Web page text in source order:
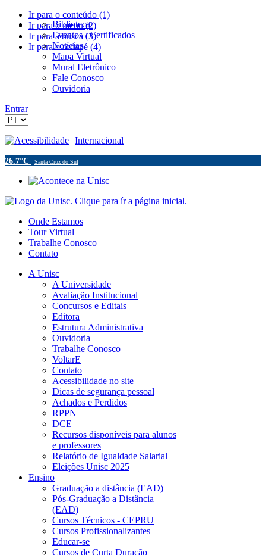
Ir para o conteúdo (1)
Ir para o menu (2)
Ir para a busca (3)
Ir para o rodapé (4)
Biblioteca
Eventos / Certificados
Notícias
Mapa Virtual
Mural Eletrônico
Fale Conosco
Ouvidoria
Entrar
Acessibilidade Internacional
26.7°C Santa Cruz do Sul
Onde Estamos
Tour Virtual
Trabalhe Conosco
Contato
A Unisc
A Universidade
Avaliação Institucional
Concursos e Editais
Editora
Estrutura Administrativa
Ouvidoria
Trabalhe Conosco
VoltarE
Contato
Acessibilidade no site
Dicas de segurança pessoal
Achados e Perdidos
RPPN
DCE
Recursos disponíveis para alunos
e professores
Relatório de Igualdade Salarial
Eleições Unisc 2025
Ensino
Graduação a distância (EAD)
Pós-Graduação a Distância
(EAD)
Cursos Técnicos - CEPRU
Cursos Profissionalizantes
Educar-se
Cursos de Curta Duração